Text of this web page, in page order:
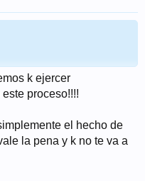
k ejercer
proceso!!!!
el hecho de
la pena y k no te va a